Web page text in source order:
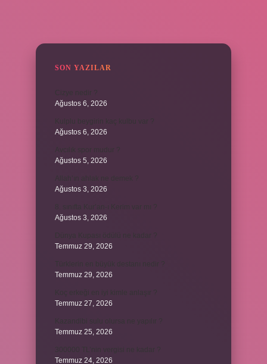
SON YAZILAR
Ağustos 6, 2026
Ağustos 6, 2026
Ağustos 5, 2026
Ağustos 3, 2026
Ağustos 3, 2026
Temmuz 29, 2026
Temmuz 29, 2026
Temmuz 27, 2026
Temmuz 25, 2026
Temmuz 24, 2026